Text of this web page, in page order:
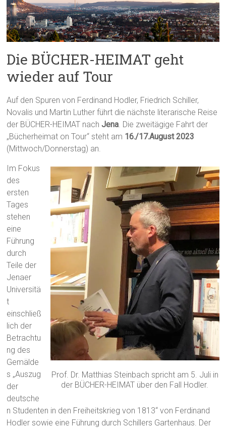
Die BÜCHER-HEIMAT geht
wieder auf Tour
Auf den Spuren von Ferdinand Hodler, Friedrich Schiller,
Novalis und Martin Luther führt die nächste literarische Reise
der BÜCHER-HEIMAT nachJena . Die zweitägige Fahrt der
„Bücherheimat on Tour“ steht am 16./17.August 2023
(Mittwoch/Donnerstag) an.
Prof. Dr. Matthias Steinbach spricht am 5. Juli in
der BÜCHER-HEIMAT über den Fall Hodler.
Im Fokus
des
ersten
Tages
stehen
eine
Führung
durch
Teile der
Jenaer
Universitä
t
einschließ
lich der
Betrachtu
ng des
Gemälde
s „Auszug
der
deutsche
n Studenten in den Freiheitskrieg von 1813“ von Ferdinand
Hodler sowie eine Führung durch Schillers Gartenhaus. Der